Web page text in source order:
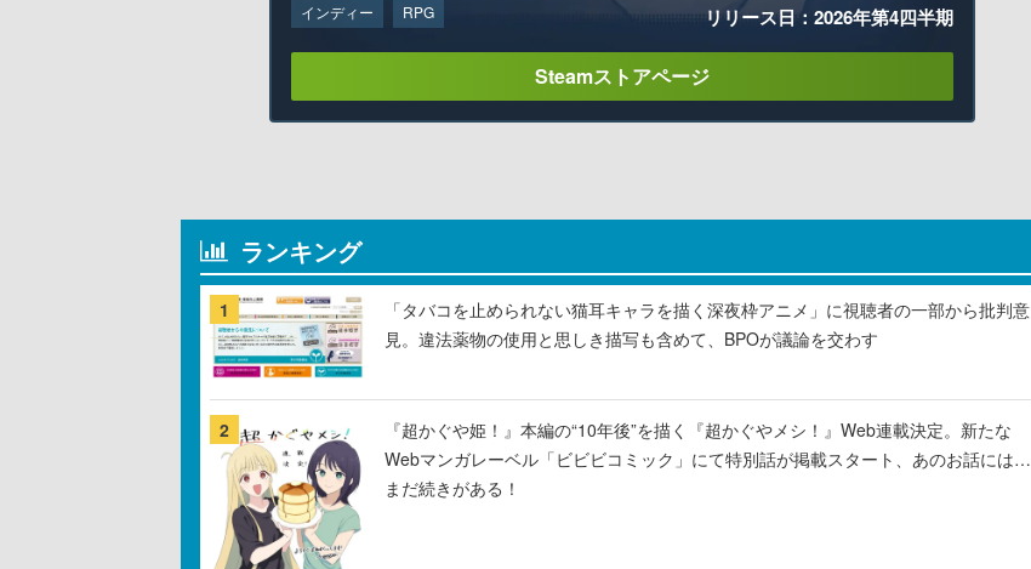
インディー RPG リリース日：2026年第4四半期
Steamストアページ
ランキング
1
「タバコを止められない猫耳キャラを描く深夜枠アニメ」に視聴者の一部から批判意
見。違法薬物の使用と思しき描写も含めて、BPOが議論を交わす
2
『超かぐや姫！』本編の“10年後”を描く『超かぐやメシ！』Web連載決定。新たな
Webマンガレーベル「ビビビコミック」にて特別話が掲載スタート、あのお話には…
まだ続きがある！